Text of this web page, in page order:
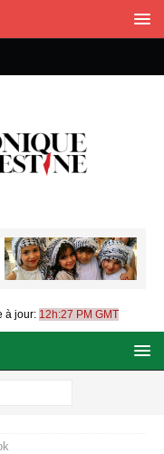
à jour: 12h:27 PM GMT